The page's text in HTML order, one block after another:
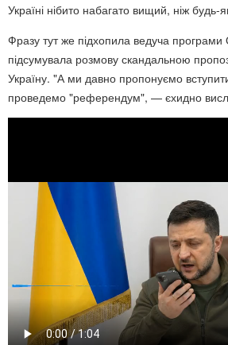
Україні нібито набагато вищий, ніж будь-
Фразу тут же підхопила ведуча програми
підсумувала розмову скандальною
Україну. "А ми давно пропонуємо вступити
проведемо "референдум", — єхидно